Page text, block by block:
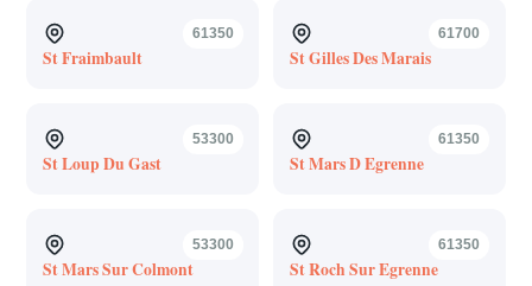
61350
St Fraimbault
61700
St Gilles Des Marais
53300
St Loup Du Gast
61350
St Mars D Egrenne
53300
St Mars Sur Colmont
61350
St Roch Sur Egrenne